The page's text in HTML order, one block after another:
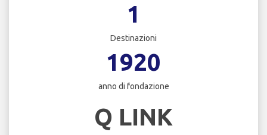
1
Destinazioni
1920
anno di fondazione
Q LINK